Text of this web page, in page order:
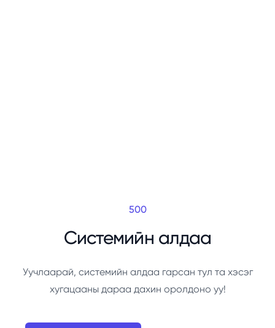
500
Системийн алдаа
Уучлаарай, системийн алдаа гарсан тул та хэсэг
хугацааны дараа дахин оролдоно уу!